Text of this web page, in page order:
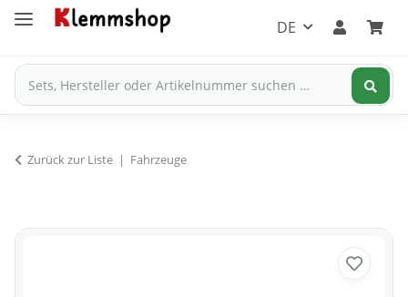
DE
Zurück zur Liste Fahrzeuge